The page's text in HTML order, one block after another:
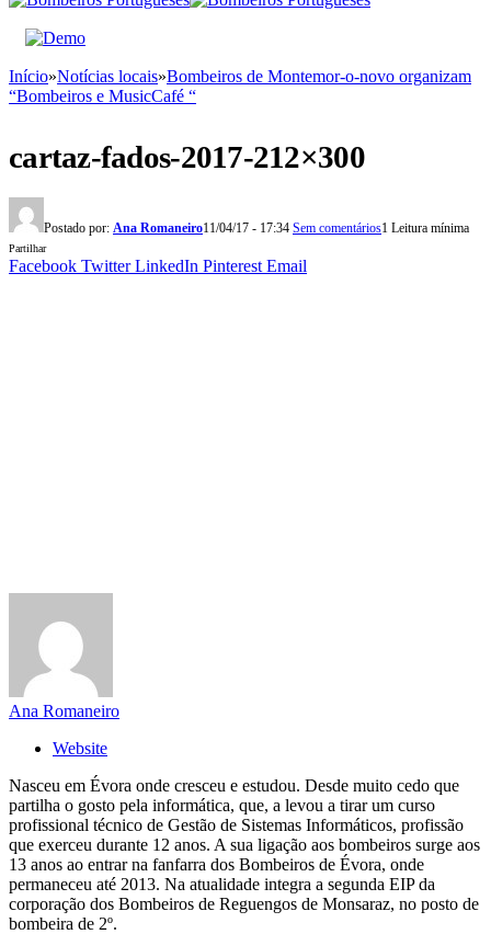
Início»Notícias locais»Bombeiros de Montemor-o-novo organizam
“Bombeiros e MusicCafé “
cartaz-fados-2017-212×300
Postado por: Ana Romaneiro11/04/17 - 17:34 Sem comentários1 Leitura mínima
Partilhar
Facebook Twitter LinkedIn Pinterest Email
Ana Romaneiro
Website
Nasceu em Évora onde cresceu e estudou. Desde muito cedo que
partilha o gosto pela informática, que, a levou a tirar um curso
profissional técnico de Gestão de Sistemas Informáticos, profissão
que exerceu durante 12 anos. A sua ligação aos bombeiros surge aos
13 anos ao entrar na fanfarra dos Bombeiros de Évora, onde
permaneceu até 2013. Na atualidade integra a segunda EIP da
corporação dos Bombeiros de Reguengos de Monsaraz, no posto de
bombeira de 2º.